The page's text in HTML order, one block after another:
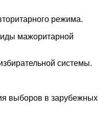
режима.
мажоритарной
системы.
выборов в зарубежных